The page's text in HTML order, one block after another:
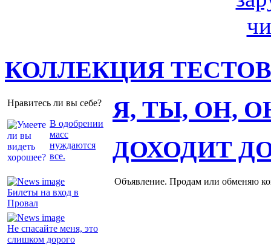
КОЛЛЕКЦИЯ ТЕСТОВ
Нравитесь ли вы себе?
В одобрении
масс
нуждаются
все.
Я, ТЫ, ОН,
Билеты на вход в
Провал
Не спасайте меня, это
слишком дорого
ДОХОДИТ
Объявление. Продам или обменяю